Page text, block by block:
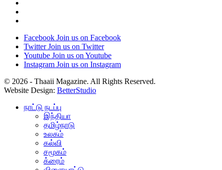
Facebook Join us on Facebook
Twitter Join us on Twitter
Youtube Join us on Youtube
Instagram Join us on Instagram
© 2026 - Thaaii Magazine. All Rights Reserved.
Website Design: BetterStudio
நாட்டு நடப்பு
இந்தியா
தமிழ்நாடு
உலகம்
கல்வி
சமூகம்
க்ரைம்